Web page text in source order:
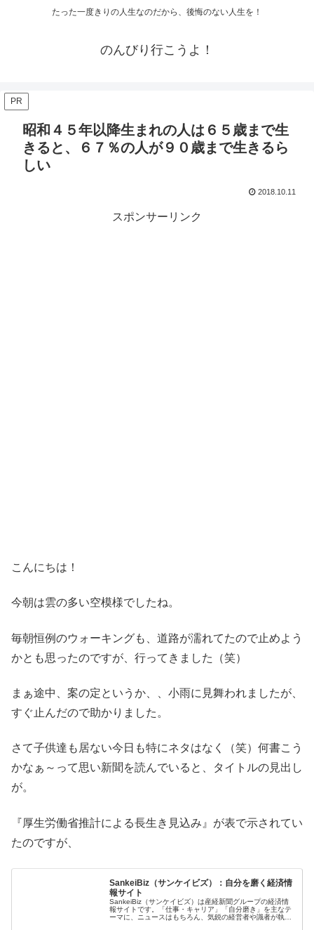
たった一度きりの人生なのだから、後悔のない人生を！
のんびり行こうよ！
PR
昭和４５年以降生まれの人は６５歳まで生
きると、６７％の人が９０歳まで生きるら
しい
2018.10.11
スポンサーリンク
こんにちは！
今朝は雲の多い空模様でしたね。
毎朝恒例のウォーキングも、道路が濡れてたので止めよう
かとも思ったのですが、行ってきました（笑）
まぁ途中、案の定というか、、小雨に見舞われましたが、
すぐ止んだので助かりました。
さて子供達も居ない今日も特にネタはなく（笑）何書こう
かなぁ～って思い新聞を読んでいると、タイトルの見出し
が。
『厚生労働省推計による長生き見込み』が表で示されてい
たのですが、
SankeiBiz（サンケイビズ）：自分を磨く経済情
報サイト
SankeiBiz（サンケイビズ）は産経新聞グループの経済情
報サイトです。「仕事・キャリア」「自分磨き」を主なテ
ーマに、ニュースはもちろん、気鋭の経営者や識者が執筆